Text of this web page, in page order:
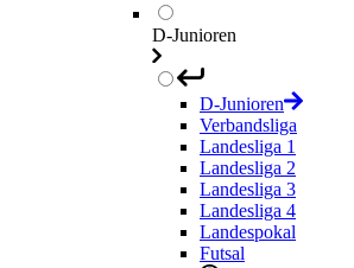
D-Junioren
D-Junioren
Verbandsliga
Landesliga 1
Landesliga 2
Landesliga 3
Landesliga 4
Landespokal
Futsal